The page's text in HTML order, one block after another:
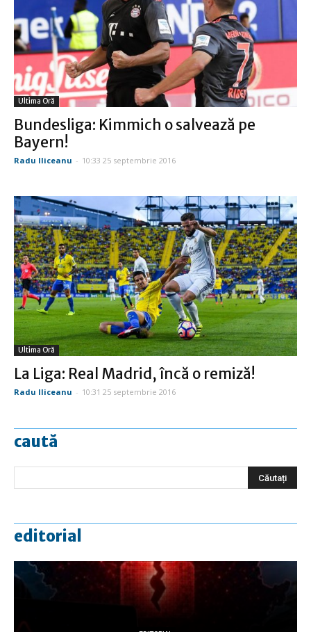
Ultima Oră
Bundesliga: Kimmich o salvează pe
Bayern!
Radu Iliceanu - 10:33 25 septembrie 2016
Ultima Oră
La Liga: Real Madrid, încă o remiză!
Radu Iliceanu - 10:31 25 septembrie 2016
caută
editorial